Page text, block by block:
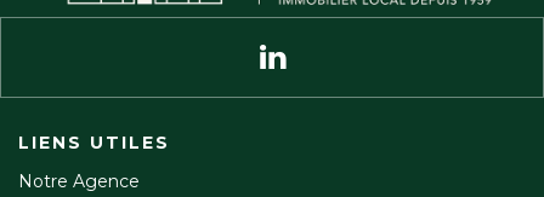
LIENS UTILES
Notre Agence